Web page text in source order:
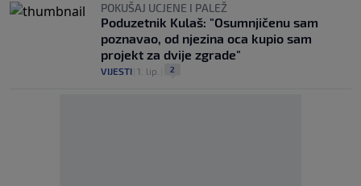
POKUŠAJ UCJENE I PALEŽ
Poduzetnik Kulaš: "Osumnjičenu sam
poznavao, od njezina oca kupio sam
projekt za dvije zgrade"
VIJESTI 1. lip. 2